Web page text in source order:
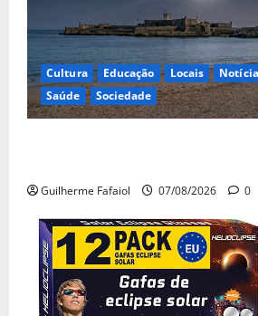
Cultura Educação Locais
Saúde
Sociedade
Guilherme Fafaiol 07/08/2026 0